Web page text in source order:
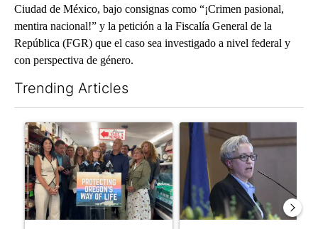
Ciudad de México, bajo consignas como “¡Crimen pasional,
mentira nacional!” y la petición a la Fiscalía General de la
República (FGR) que el caso sea investigado a nivel federal y
con perspectiva de género.
Trending Articles
A trending article titled "Drazan proposes constitutional
A trending article titled